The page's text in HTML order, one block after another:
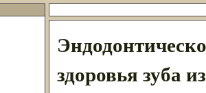
здоровья зуба